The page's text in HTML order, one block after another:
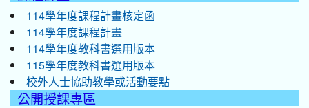
114學年度課程計畫核定函
114學年度課程計畫
114學年度教科書選用版本
115學年度教科書選用版本
校外人士協助教學或活動要點
公開授課專區